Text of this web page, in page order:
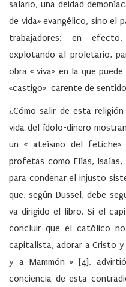
salario, una deidad
de vida» evangélico, sino el
trabajadores: en
explotando al proletario,
obra « viva» en la que
«castigo» carente de
¿Cómo salir de esta
vida del ídolo-dinero
un « ateísmo del fetiche»
profetas como Elías,
para condenar el injusto
que, según Dussel, debe
va dirigido el libro. Si el
concluir que el católico
capitalista, adorar a Cristo y
y a Mammón » [4],
conciencia de esta